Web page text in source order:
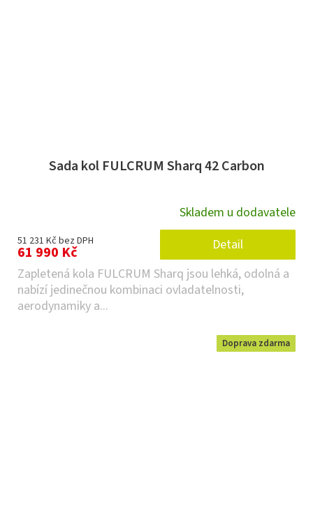
Sada kol FULCRUM Sharq 42 Carbon
Skladem u dodavatele
51 231 Kč bez DPH
61 990 Kč
Detail
Zapletená kola FULCRUM Sharq jsou lehká, odolná a
nabízí jedinečnou kombinaci ovladatelnosti,
aerodynamiky a...
Doprava zdarma